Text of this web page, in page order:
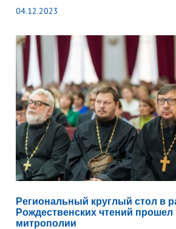
04.12.2023
Региональный круглый стол в
Рождественских чтений прошел
митрополии